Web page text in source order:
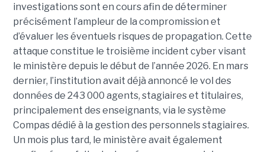
investigations sont en cours afin de déterminer
précisément l’ampleur de la compromission et
d’évaluer les éventuels risques de propagation. Cette
attaque constitue le troisième incident cyber visant
le ministère depuis le début de l’année 2026. En mars
dernier, l’institution avait déjà annoncé le vol des
données de 243 000 agents, stagiaires et titulaires,
principalement des enseignants, via le système
Compas dédié à la gestion des personnels stagiaires.
Un mois plus tard, le ministère avait également